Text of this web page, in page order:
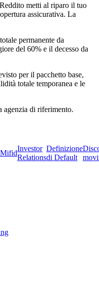
metti al riparo il tuo
assicurativa. La
permanente da
del 60% e il decesso da
per il pacchetto base,
totale temporanea e le
di riferimento.
Mifid
Investor
Relations
Definizione
di Default